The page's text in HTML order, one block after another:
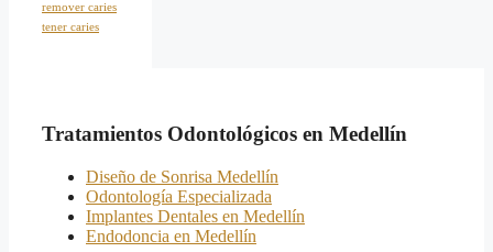
remover caries
tener caries
Tratamientos Odontológicos en Medellín
Diseño de Sonrisa Medellín
Odontología Especializada
Implantes Dentales en Medellín
Endodoncia en Medellín